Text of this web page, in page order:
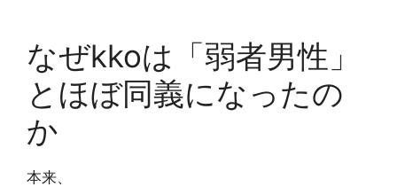
なぜkkoは「弱者男性」
とほぼ同義になったの
か
本来、